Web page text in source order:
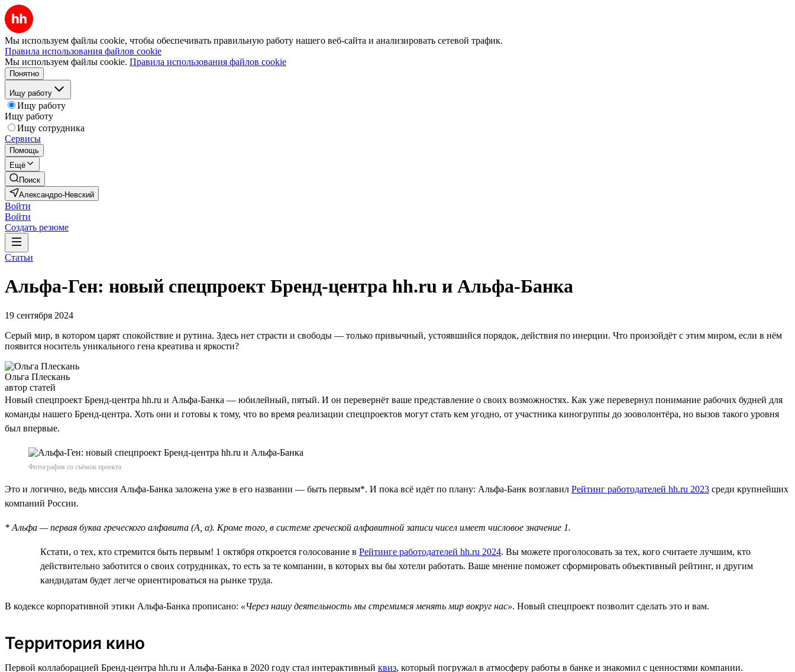
Мы используем файлы cookie, чтобы обеспечивать правильную работу нашего веб-сайта и анализировать сетевой трафик.
Правила использования файлов cookie
Мы используем файлы cookie. Правила использования файлов cookie
Понятно
Ищу работу
Ищу работу
Ищу работу
Ищу сотрудника
Сервисы
Помощь
Ещё
Поиск
Александро-Невский
Войти
Войти
Создать резюме
Статьи
Альфа-Ген: новый спецпроект Бренд-центра hh.ru и Альфа-Банка
19 сентября 2024
Серый мир, в котором царят спокойствие и рутина. Здесь нет страсти и свободы — только привычный, устоявшийся порядок, действия по инерции. Что произойдёт с этим миром, если в нём
появится носитель уникального гена креатива и яркости?
Ольга Плескань
автор статей
Новый спецпроект Бренд-центра hh.ru и Альфа-Банка — юбилейный, пятый. И он перевернёт ваше представление о своих возможностях. Как уже перевернул понимание рабочих будней для
команды нашего Бренд-центра. Хоть они и готовы к тому, что во время реализации спецпроектов могут стать кем угодно, от участника киногруппы до зооволонтёра, но вызов такого уровня
был впервые.
Фотография со съёмок проекта
Это и логично, ведь миссия Альфа-Банка заложена уже в его названии — быть первым*. И пока всё идёт по плану: Альфа-Банк возглавил Рейтинг работодателей hh.ru 2023 среди крупнейших
компаний России.
* Альфа — первая буква греческого алфавита (Α, α). Кроме того, в системе греческой алфавитной записи чисел имеет числовое значение 1.
Кстати, о тех, кто стремится быть первым! 1 октября откроется голосование в Рейтинге работодателей hh.ru 2024. Вы можете проголосовать за тех, кого считаете лучшим, кто
действительно заботится о своих сотрудниках, то есть за те компании, в которых вы бы хотели работать. Ваше мнение поможет сформировать объективный рейтинг, и другим
кандидатам будет легче ориентироваться на рынке труда.
В кодексе корпоративной этики Альфа-Банка прописано: «Через нашу деятельность мы стремимся менять мир вокруг нас». Новый спецпроект позволит сделать это и вам.
Территория кино
Первой коллаборацией Бренд-центра hh.ru и Альфа-Банка в 2020 году стал интерактивный квиз, который погружал в атмосферу работы в банке и знакомил с ценностями компании.